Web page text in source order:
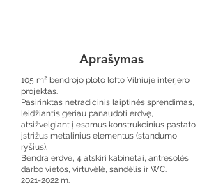
Aprašymas
105 m² bendrojo ploto lofto Vilniuje interjero
projektas.
Pasirinktas netradicinis laiptinės sprendimas,
leidžiantis geriau panaudoti erdvę,
atsižvelgiant į esamus konstrukcinius pastato
įstrižus metalinius elementus (standumo
ryšius).
Bendra erdvė, 4 atskiri kabinetai, antresolės
darbo vietos, virtuvėlė, sandėlis ir WC.
2021-2022 m.